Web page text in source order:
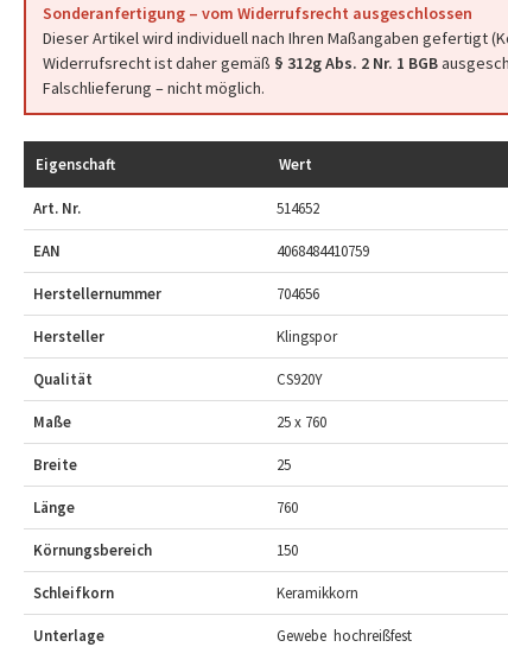
Sonderanfertigung – vom Widerrufsrecht ausgeschlossen
Dieser Artikel wird individuell nach Ihren Maßangaben gefertigt
Widerrufsrecht ist daher gemäß § 312g Abs. 2 Nr. 1 BGB
Falschlieferung – nicht möglich.
Eigenschaft Wert
Art. Nr. 514652
EAN 4068484410759
Herstellernummer 704656
Hersteller Klingspor
Qualität CS920Y
Maße 25 x 760
Breite 25
Länge 760
Körnungsbereich 150
Schleifkorn Keramikkorn
Unterlage Gewebe  hochreißfest